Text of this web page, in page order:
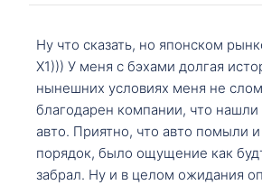
Ну что сказать, но японском
X1))) У меня с бэхами долгая
нынешних условиях меня не
благодарен компании, что
авто. Приятно, что авто помыли
порядок, было ощущение как
забрал. Ну и в целом ожидания